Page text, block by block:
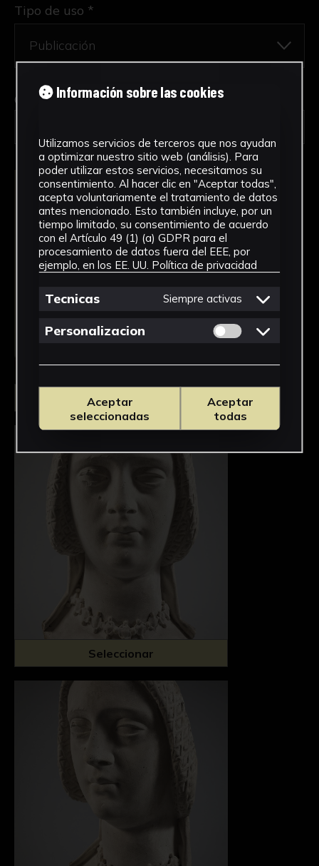
Tipo de uso *
Obra en la que está interesado/a*
Seleccionar
Seleccionar
Información sobre las cookies
Utilizamos servicios de terceros que nos ayudan
a optimizar nuestro sitio web (análisis). Para
poder utilizar estos servicios, necesitamos su
consentimiento. Al hacer clic en "Aceptar todas",
acepta voluntariamente el tratamiento de datos
antes mencionado. Esto también incluye, por un
tiempo limitado, su consentimiento de acuerdo
con el Artículo 49 (1) (a) GDPR para el
procesamiento de datos fuera del EEE, por
ejemplo, en los EE. UU. Política de privacidad
Tecnicas Siempre activas
Personalizacion Permitir cookies
Aceptar
seleccionadas
Aceptar
todas